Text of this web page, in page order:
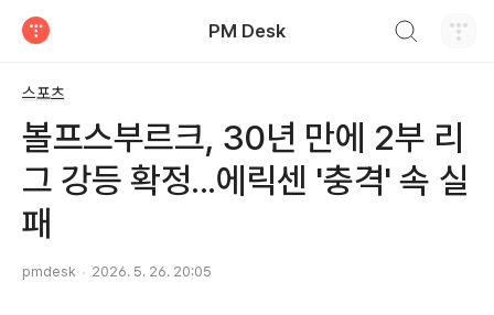
PM Desk
스포츠
볼프스부르크, 30년 만에 2부 리
그 강등 확정...에릭센 '충격' 속 실
패
pmdesk 2026. 5. 26. 20:05